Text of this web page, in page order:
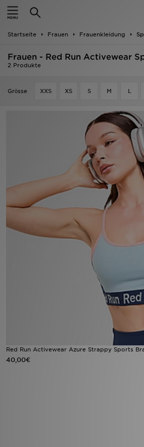
Startseite Frauen Frauenkleidung
Frauen - Red Run Activewear
2 Produkte
Grӧsse XXS XS S M L
Red Run Activewear Azure Strappy Sports
40,00€
Startseite
Marken
Bestsellers
JD Exklusives
Fußball
Meine Nachrichten